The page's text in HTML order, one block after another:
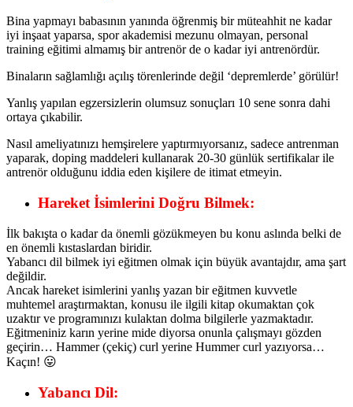
Bina yapmayı babasının yanında öğrenmiş bir müteahhit ne kadar
iyi inşaat yaparsa, spor akademisi mezunu olmayan, personal
training eğitimi almamış bir antrenör de o kadar iyi antrenördür.
Binaların sağlamlığı açılış törenlerinde değil ‘depremlerde’ görülür!
Yanlış yapılan egzersizlerin olumsuz sonuçları 10 sene sonra dahi
ortaya çıkabilir.
Nasıl ameliyatınızı hemşirelere yaptırmıyorsanız, sadece antrenman
yaparak, doping maddeleri kullanarak 20-30 günlük sertifikalar ile
antrenör olduğunu iddia eden kişilere de itimat etmeyin.
Hareket İsimlerini Doğru Bilmek:
İlk bakışta o kadar da önemli gözükmeyen bu konu aslında belki de
en önemli kıstaslardan biridir.
Yabancı dil bilmek iyi eğitmen olmak için büyük avantajdır, ama şart
değildir.
Ancak hareket isimlerini yanlış yazan bir eğitmen kuvvetle
muhtemel araştırmaktan, konusu ile ilgili kitap okumaktan çok
uzaktır ve programınızı kulaktan dolma bilgilerle yazmaktadır.
Eğitmeniniz karın yerine mide diyorsa onunla çalışmayı gözden
geçirin… Hammer (çekiç) curl yerine Hummer curl yazıyorsa…
Kaçın! 😛
Yabancı Dil: